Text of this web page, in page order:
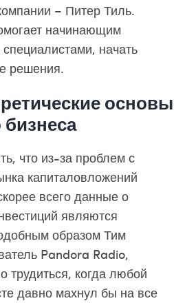
– Питер Тиль.
начинающим
начать
решения.
основы
что из-за проблем с
капиталовложений
всего данные о
являются
образом Тим
Pandora Radio,
трудиться, когда любой
давно махнул бы на все